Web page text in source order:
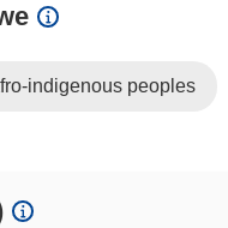
indigenous peoples